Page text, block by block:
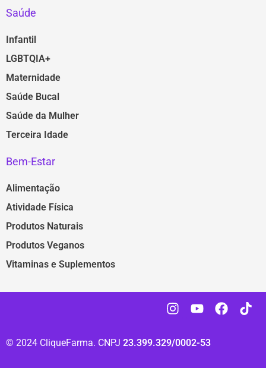
Saúde
Infantil
LGBTQIA+
Maternidade
Saúde Bucal
Saúde da Mulher
Terceira Idade
Bem-Estar
Alimentação
Atividade Física
Produtos Naturais
Produtos Veganos
Vitaminas e Suplementos
© 2024 CliqueFarma. CNPJ 23.399.329/0002-53